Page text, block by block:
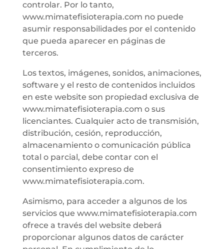
controlar. Por lo tanto,
www.mimatefisioterapia.com no puede
asumir responsabilidades por el contenido
que pueda aparecer en páginas de
terceros.
Los textos, imágenes, sonidos, animaciones,
software y el resto de contenidos incluidos
en este website son propiedad exclusiva de
www.mimatefisioterapia.com o sus
licenciantes. Cualquier acto de transmisión,
distribución, cesión, reproducción,
almacenamiento o comunicación pública
total o parcial, debe contar con el
consentimiento expreso de
www.mimatefisioterapia.com.
Asimismo, para acceder a algunos de los
servicios que www.mimatefisioterapia.com
ofrece a través del website deberá
proporcionar algunos datos de carácter